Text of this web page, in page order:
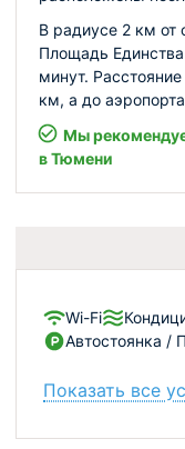
В радиусе 2 км от
Площадь
минут.
км, а до
Мы
в Тюмени
Wi-Fi
Автостоянка /
Показать все